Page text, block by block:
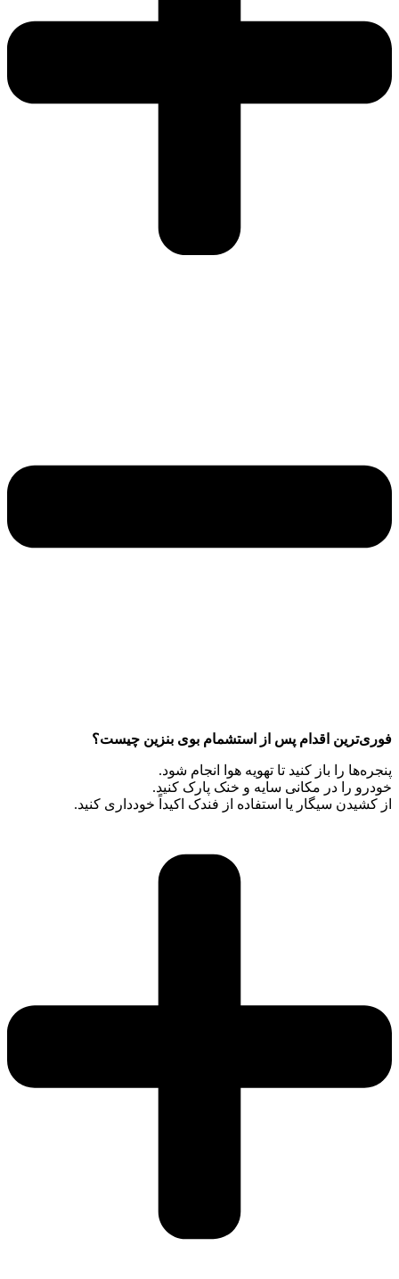
فوری‌ترین اقدام پس از استشمام بوی بنزین چیست؟
پنجره‌ها را باز کنید تا تهویه هوا انجام شود.
خودرو را در مکانی سایه و خنک پارک کنید.
از کشیدن سیگار یا استفاده از فندک اکیداً خودداری کنید.